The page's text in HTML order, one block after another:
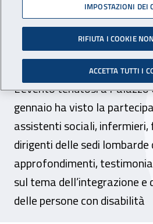
“Fare squadra,
nello sport”. A
giornata
L’evento tenutosi a
gennaio ha visto la
assistenti sociali, infermieri,
dirigenti delle sedi lombarde
approfondimenti,
sul tema dell’integrazione
delle persone con disabilità
IMPOSTAZIONI DEI
RIFIUTA I COOKIE
ACCETTA TUTTI I